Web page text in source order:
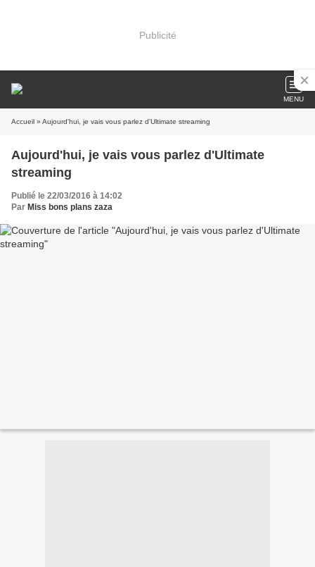
Publicité
MENU
Accueil » Aujourd'hui, je vais vous parlez d'Ultimate streaming
Aujourd'hui, je vais vous parlez d'Ultimate
streaming
Publié le 22/03/2016 à 14:02
Par Miss bons plans zaza